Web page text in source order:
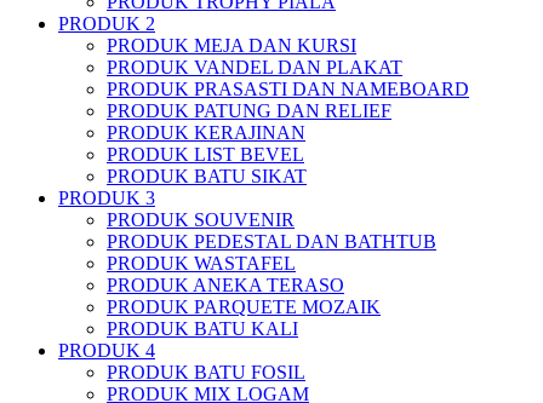
PRODUK 2
PRODUK MEJA DAN KURSI
PRODUK VANDEL DAN PLAKAT
PRODUK PRASASTI DAN NAMEBOARD
PRODUK PATUNG DAN RELIEF
PRODUK KERAJINAN
PRODUK LIST BEVEL
PRODUK BATU SIKAT
PRODUK 3
PRODUK SOUVENIR
PRODUK PEDESTAL DAN BATHTUB
PRODUK WASTAFEL
PRODUK ANEKA TERASO
PRODUK PARQUETE MOZAIK
PRODUK BATU KALI
PRODUK 4
PRODUK BATU FOSIL
PRODUK MIX LOGAM